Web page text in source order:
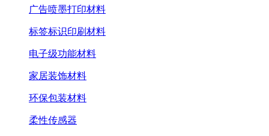
广告喷墨打印材料
标签标识印刷材料
电子级功能材料
家居装饰材料
环保包装材料
柔性传感器